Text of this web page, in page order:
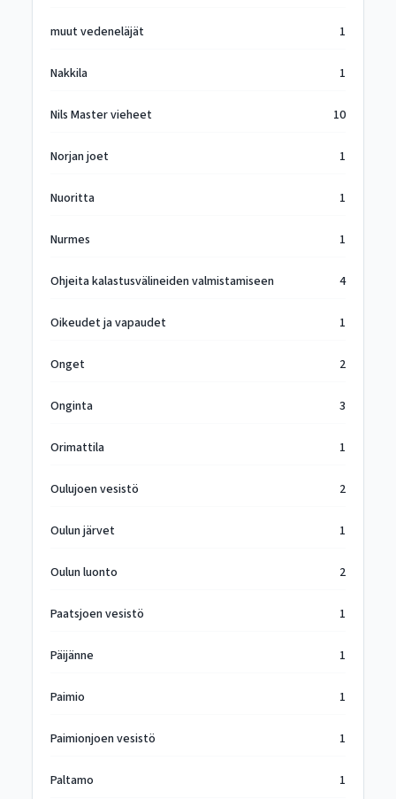
muut vedeneläjät 1
Nakkila 1
Nils Master vieheet 10
Norjan joet 1
Nuoritta 1
Nurmes 1
Ohjeita kalastusvälineiden valmistamiseen 4
Oikeudet ja vapaudet 1
Onget 2
Onginta 3
Orimattila 1
Oulujoen vesistö 2
Oulun järvet 1
Oulun luonto 2
Paatsjoen vesistö 1
Päijänne 1
Paimio 1
Paimionjoen vesistö 1
Paltamo 1